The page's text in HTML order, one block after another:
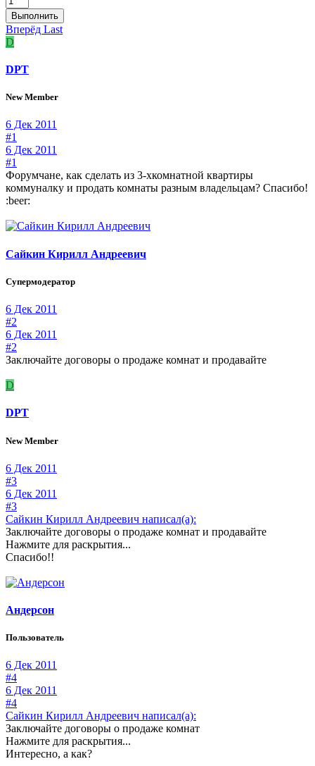
Выполнить
Вперёд Last
D
DPT
New Member
6 Дек 2011
#1
6 Дек 2011
#1
Форумчане, как сделать из 3-хкомнатной квартиры
коммуналку и продать комнаты разным владельцам? Спасибо!
:beer:
Сайкин Кирилл Андреевич
Супермодератор
6 Дек 2011
#2
6 Дек 2011
#2
Заключайте договоры о продаже комнат и продавайте
D
DPT
New Member
6 Дек 2011
#3
6 Дек 2011
#3
Сайкин Кирилл Андреевич написал(а):
Заключайте договоры о продаже комнат и продавайте
Нажмите для раскрытия...
Спасибо!!
Андерсон
Пользователь
6 Дек 2011
#4
6 Дек 2011
#4
Сайкин Кирилл Андреевич написал(а):
Заключайте договоры о продаже комнат
Нажмите для раскрытия...
Интересно, а как?